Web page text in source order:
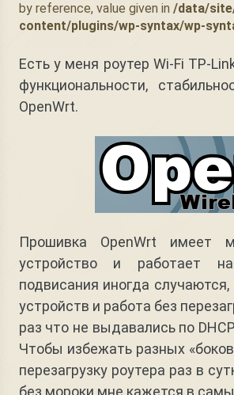
by reference, value given in /data/
content/plugins/wp-syntax/wp-
Есть у меня роутер Wi-Fi TP-
функциональности,
OpenWrt.
Прошивка OpenWrt имеет
устройство и работает
подвисания иногда
устройств и работа без
раз что не выдавались по
Чтобы избежать разных
перезагрузку роутера раз в
без мороки мне кажется в